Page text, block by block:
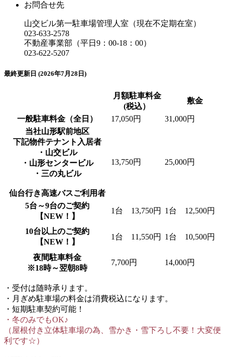
お問合せ先
山交ビル第一駐車場管理人室（現在不定期在室）
023-633-2578
不動産事業部（平日9：00-18：00）
023-622-5207
最終更新日 (2026年7月28日)
月額駐車料金
(税込）
敷金
一般駐車料金（全日） 17,050円
31,000円
当社山形駅前地区
下記物件テナント入居者
・山交ビル
・山形センタービル
・三の丸ビル
仙台行き高速バスご利用者
13,750円 25,000円
5台～9台のご契約
【NEW！】
1台 13,750円 1台 12,500円
10台以上のご契約
【NEW！】
1台 11,550円 1台 10,500円
夜間駐車料金
※18時～翌朝8時
7,700円 14,000円
・受付は随時承ります。
・月ぎめ駐車場の料金は消費税込になります。
・短期駐車契約可能！
・冬のみでもOK♪
（屋根付き立体駐車場の為、雪かき・雪下ろし不要！大変便
利です☆）